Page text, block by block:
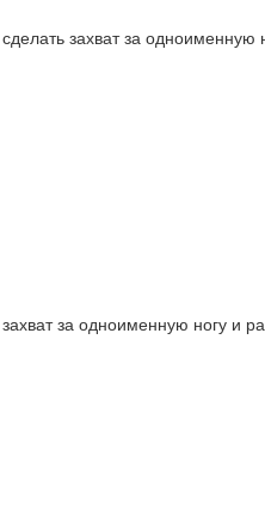
сделать захват за одноименную
захват за одноименную ногу и